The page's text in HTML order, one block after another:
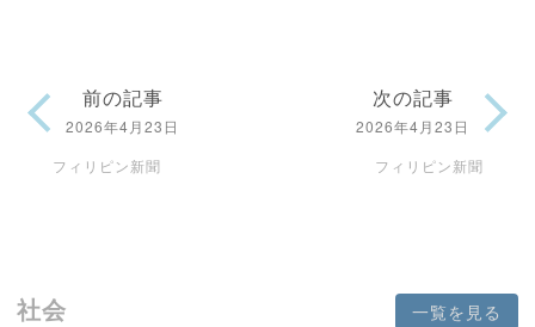
前の記事
2026年4月23日
フィリピン新聞
次の記事
2026年4月23日
フィリピン新聞
社会 一覧を見る